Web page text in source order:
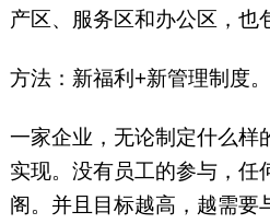
产区、服务区和办公区，也
方法：新福利+新管理制度。
一家企业，无论制定什么样
实现。没有员工的参与，任
阁。并且目标越高，越需要